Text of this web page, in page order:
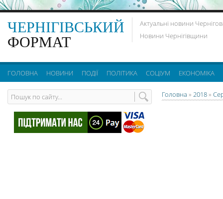
ЧЕРНІГІВСЬКИЙ
ФОРМАТ
Актуальні новини
Новини Чернігівщини
ГОЛОВНА НОВИНИ ПОДІЇ ПОЛІТИКА СОЦІУМ ЕКОНОМІКА
Головна » 2018»